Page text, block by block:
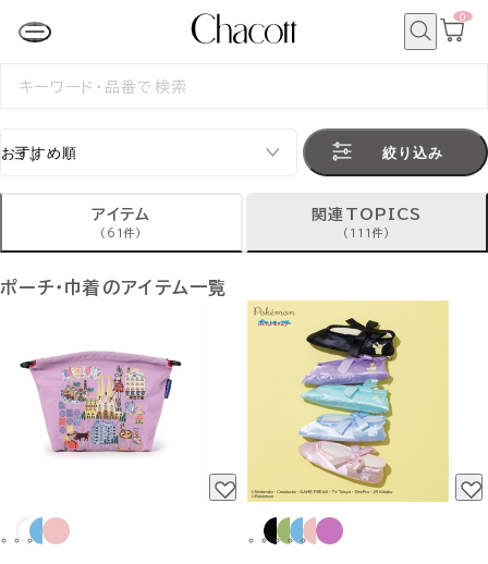
カ
0
検
絞り込み
アイテム
(61件)
関連TOPICS
(111件)
ポーチ・巾着のアイテム一覧